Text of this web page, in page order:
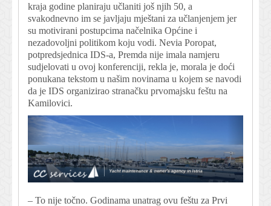
kraja godine planiraju učlaniti još njih 50, a
svakodnevno im se javljaju mještani za učlanjenjem jer
su motivirani postupcima načelnika Općine i
nezadovoljni politikom koju vodi. Nevia Poropat,
potpredsjednica IDS-a, Premda nije imala namjeru
sudjelovati u ovoj konferenciji, rekla je, morala je doći
ponukana tekstom u našim novinama u kojem se navodi
da je IDS organizirao stranačku prvomajsku feštu na
Kamilovici.
– To nije točno. Godinama unatrag ovu feštu za Prvi